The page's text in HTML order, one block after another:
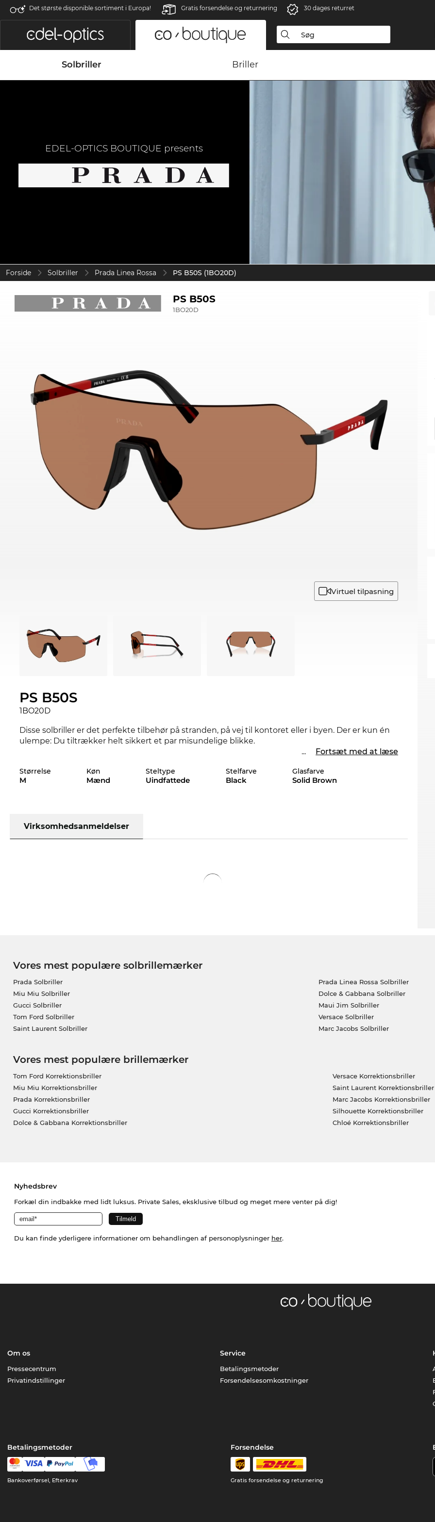
Det største disponible sortiment i Europa! Gratis forsendelse og returnering 30 dages returret
Solbriller Briller
EDEL-OPTICS BOUTIQUE presents
Forside Solbriller Prada Linea Rossa PS B50S (1BO20D)
PS B50S
1BO20D
Virtuel tilpasning
PS B50S
1BO20D
Disse solbriller er det perfekte tilbehør på stranden, på vej til kontoret eller i byen. Der er kun én
ulempe: Du tiltrækker helt sikkert et par misundelige blikke.
maskulint touch. Funktionelt er du selvfølgelig også på den sikre side. Med 100%
afdine øjne, kan solen bare komme an.
videre til dig med det samme. Ved at købe hos Edel-Optics sikrer du dig den bedste pris, for
vores standard er altid til udsalg.
... Fortsæt med at læse
Størrelse
M
Køn
Mænd
Steltype
Uindfattede
Stelfarve
Black
Glasfarve
Solid Brown
Virksomhedsanmeldelser
Vores mest populære solbrillemærker
Prada Solbriller
Miu Miu Solbriller
Gucci Solbriller
Tom Ford Solbriller
Saint Laurent Solbriller
Prada Linea Rossa Solbriller
Dolce & Gabbana Solbriller
Maui Jim Solbriller
Versace Solbriller
Marc Jacobs Solbriller
Vores mest populære brillemærker
Tom Ford Korrektionsbriller
Miu Miu Korrektionsbriller
Prada Korrektionsbriller
Gucci Korrektionsbriller
Dolce & Gabbana Korrektionsbriller
Versace Korrektionsbriller
Saint Laurent Korrektionsbriller
Marc Jacobs Korrektionsbriller
Silhouette Korrektionsbriller
Chloé Korrektionsbriller
Nyhedsbrev
Forkæl din indbakke med lidt luksus. Private Sales, eksklusive tilbud og meget mere venter på dig!
Du kan finde yderligere informationer om behandlingen af personoplysninger her.
Om os
Pressecentrum
Privatindstillinger
Service
Betalingsmetoder
Forsendelsesomkostninger
Betalingsmetoder
Bankoverførsel, Efterkrav
Forsendelse
Gratis forsendelse og returnering